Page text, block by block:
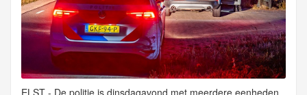
ELST - De politie is dinsdagavond met meerdere eenheden